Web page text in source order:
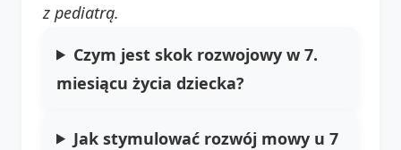
z pediatrą.
Czym jest skok rozwojowy w 7.
miesiącu życia dziecka?
Jak stymulować rozwój mowy u 7